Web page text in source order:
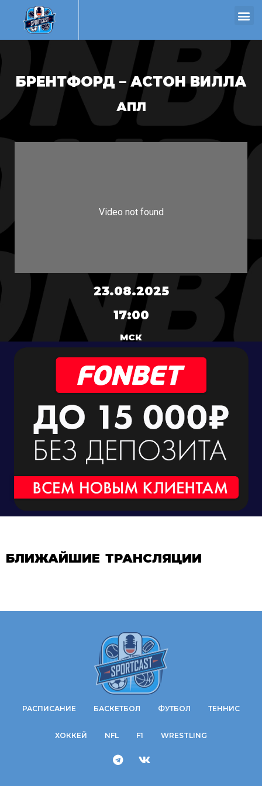
БРЕНТФОРД – АСТОН ВИЛЛА
АПЛ
23.08.2025
17:00
МСК
БЛИЖАЙШИЕ ТРАНСЛЯЦИИ
РАСПИСАНИЕ БАСКЕТБОЛ ФУТБОЛ ТЕННИС
ХОККЕЙ NFL F1 WRESTLING